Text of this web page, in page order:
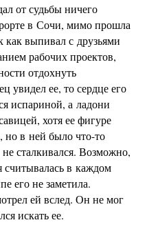
от судьбы ничего
в Сочи, мимо прошла
как выпивал с друзьями
рабочих проектов,
отдохнуть
увидел ее, то сердце его
испариной, а ладони
хотя ее фигуре
но в ней было что-то
сталкивался. Возможно,
считывалась в каждом
его не заметила.
ей вслед. Он не мог
искать ее.